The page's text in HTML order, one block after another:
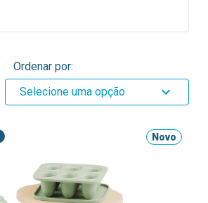
Ordenar por:
Selecione uma opção
Novo